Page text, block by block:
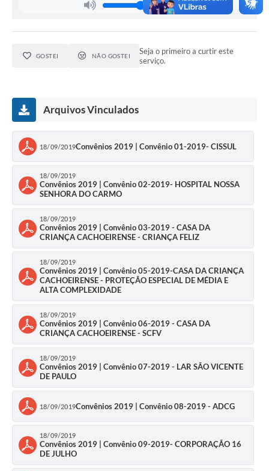
GOSTEI NÃO GOSTEI
Seja o primeiro a curtir este
serviço.
Arquivos Vinculados
18/09/2019Convênios 2019 | Convênio 01-2019- CISSUL
18/09/2019
Convênios 2019 | Convênio 02-2019- HOSPITAL NOSSA
SENHORA DO CARMO
18/09/2019
Convênios 2019 | Convênio 03-2019 - CASA DA
CRIANÇA CACHOEIRENSE - CRIANÇA FELIZ
18/09/2019
Convênios 2019 | Convênio 05-2019-CASA DA CRIANÇA
CACHOEIRENSE - PROTEÇÃO ESPECIAL DE MÉDIA E
ALTA COMPLEXIDADE
18/09/2019
Convênios 2019 | Convênio 06-2019 - CASA DA
CRIANÇA CACHOEIRENSE - SCFV
18/09/2019
Convênios 2019 | Convênio 07-2019 - LAR SÃO VICENTE
DE PAULO
18/09/2019Convênios 2019 | Convênio 08-2019 - ADCG
18/09/2019
Convênios 2019 | Convênio 09-2019- CORPORAÇÃO 16
DE JULHO